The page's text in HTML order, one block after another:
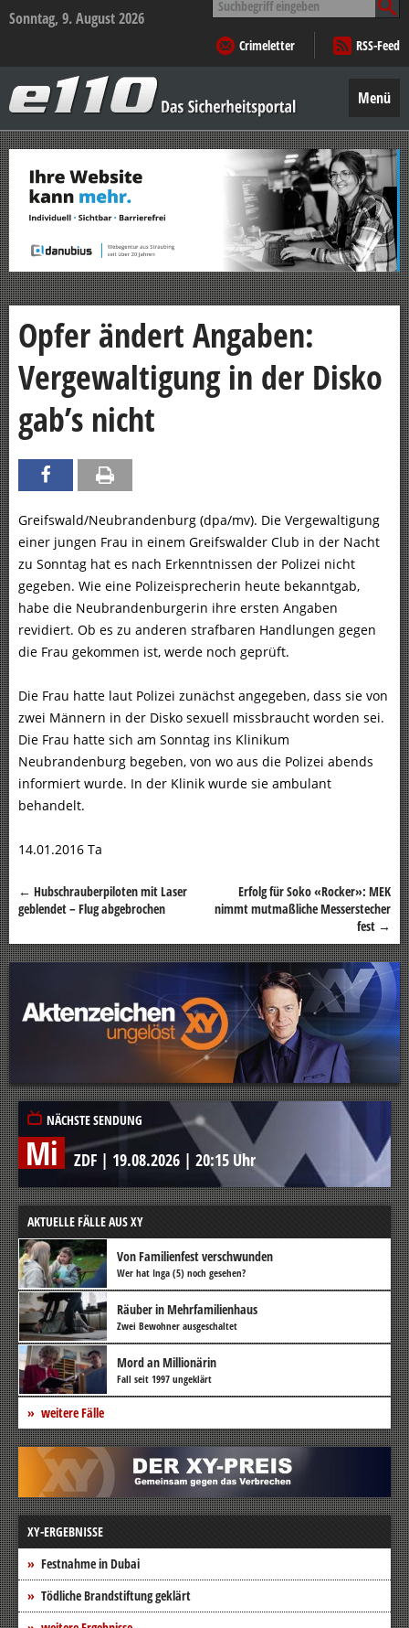
Sonntag, 9. August 2026
nach:
Crimeletter
RSS-Feed
–
Das
Sicherheitsportal
Menü
Zum
Inhalt
springen
Opfer ändert Angaben:
Vergewaltigung in der Disko
gab’s nicht
Greifswald/Neubrandenburg (dpa/mv). Die Vergewaltigung
einer jungen Frau in einem Greifswalder Club in der Nacht
zu Sonntag hat es nach Erkenntnissen der Polizei nicht
gegeben. Wie eine Polizeisprecherin heute bekanntgab,
habe die Neubrandenburgerin ihre ersten Angaben
revidiert. Ob es zu anderen strafbaren Handlungen gegen
die Frau gekommen ist, werde noch geprüft.
Die Frau hatte laut Polizei zunächst angegeben, dass sie von
zwei Männern in der Disko sexuell missbraucht worden sei.
Die Frau hatte sich am Sonntag ins Klinikum
Neubrandenburg begeben, von wo aus die Polizei abends
informiert wurde. In der Klinik wurde sie ambulant
behandelt.
14.01.2016 Ta
Beitragsnavigation
← Hubschrauberpiloten mit Laser
geblendet – Flug abgebrochen
Erfolg für Soko «Rocker»: MEK
nimmt mutmaßliche Messerstecher
fest →
NÄCHSTE SENDUNG
Mi ZDF | 19.08.2026 | 20:15 Uhr
AKTUELLE FÄLLE AUS XY
Von Familienfest verschwunden
Wer hat Inga (5) noch gesehen?
Räuber in Mehrfamilienhaus
Zwei Bewohner ausgeschaltet
Mord an Millionärin
Fall seit 1997 ungeklärt
weitere Fälle
XY-ERGEBNISSE
Festnahme in Dubai
Tödliche Brandstiftung geklärt